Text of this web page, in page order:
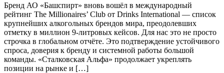
Бренд АО «Башспирт» вновь вошёл в международный
рейтинг The Millionaires’ Club от Drinks International — список
крупнейших алкогольных брендов мира, преодолевших
отметку в миллион 9-литровых кейсов. Для нас это не просто
строчка в глобальном отчёте. Это подтверждение устойчивого
спроса, доверия к бренду и системной работы большой
команды. «Сталковская Альфа» продолжает укреплять
позиции на рынке и […]